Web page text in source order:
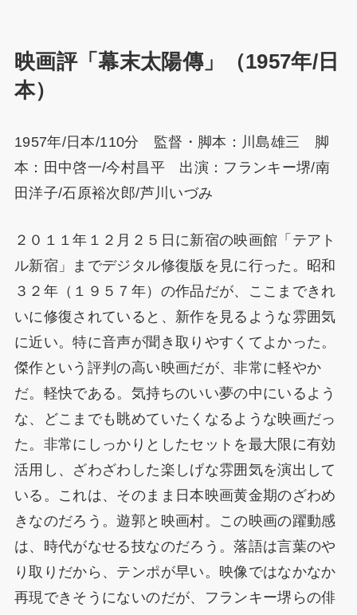
映画評「幕末太陽傳」（1957年/日
本）
1957年/日本/110分 監督・脚本：川島雄三 脚
本：田中啓一/今村昌平 出演：フランキー堺/南
田洋子/石原裕次郎/芦川いづみ
２０１１年１２月２５日に新宿の映画館「テアト
ル新宿」までデジタル修復版を見に行った。昭和
３２年（１９５７年）の作品だが、ここまできれ
いに修復されていると、新作を見るような雰囲気
に近い。特に音声が聞き取りやすくてよかった。
傑作という評判の高い映画だが、非常に軽やか
だ。軽快である。気持ちのいい夢の中にいるよう
な、どこまでも眺めていたくなるような映画だっ
た。非常にしっかりとしたセットを最大限に有効
活用し、ざわざわした楽しげな雰囲気を演出して
いる。これは、そのまま日本映画黄金期のざわめ
きなのだろう。遊郭と映画村。この映画の躍動感
は、時代がなせる技なのだろう。落語は言葉のや
り取りだから、テンポが早い。映像ではなかなか
再現できそうにないのだが、フランキー堺らの俳